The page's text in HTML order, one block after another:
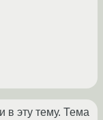
в эту тему. Тема